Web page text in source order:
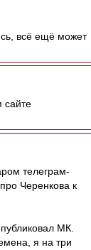
всё ещё может
сайте
телеграм-
Черенкова к
МК.
я на три